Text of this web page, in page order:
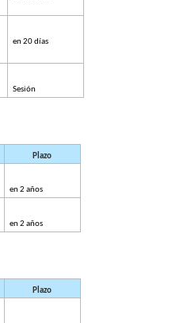
en 20 días
Sesión
Plazo
en 2 años
en 2 años
Plazo